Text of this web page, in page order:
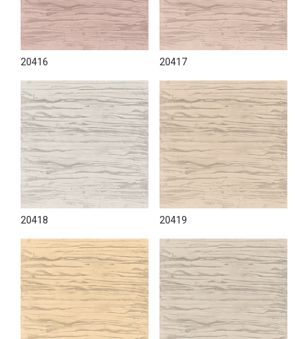
20416 20417
20418 20419